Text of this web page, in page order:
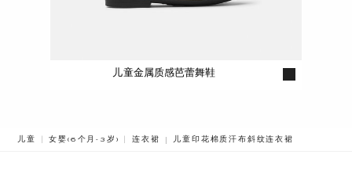
儿童金属质感芭蕾舞鞋
儿童 女婴(6个月-3岁) 连衣裙 BREADCRUMB.ADA.LABEL.CURRENT
儿童印花棉质汗布斜纹连衣裙